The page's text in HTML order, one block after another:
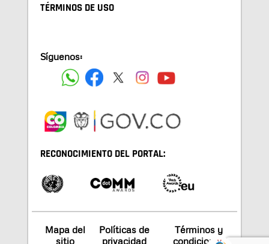
TÉRMINOS DE USO
Síguenos:
RECONOCIMIENTO DEL PORTAL:
Mapa del
sitio
Políticas de
privacidad
Términos y
condiciones